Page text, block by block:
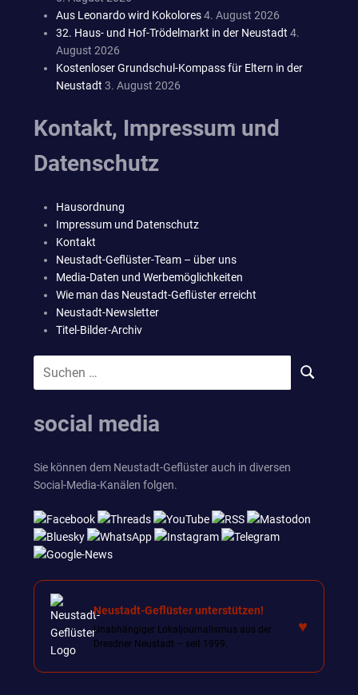
Aus Leonardo wird Kokolores4. August 2026
32. Haus- und Hof-Trödelmarkt in der Neustadt 4.
August 2026
Kostenloser Grundschul-Kompass für Eltern in der
Neustadt 3. August 2026
Kontakt, Impressum und
Datenschutz
Hausordnung
Impressum und Datenschutz
Kontakt
Neustadt-Geflüster-Team – über uns
Media-Daten und Werbemöglichkeiten
Wie man das Neustadt-Geflüster erreicht
Neustadt-Newsletter
Titel-Bilder-Archiv
SUCHEN
social media
Sie können dem Neustadt-Geflüster auch in diversen
Social-Media-Kanälen folgen.
Neustadt-Geflüster unterstützen!
Unabhängiger Lokaljournalismus aus der
Dresdner Neustadt – seit 1999.
♥